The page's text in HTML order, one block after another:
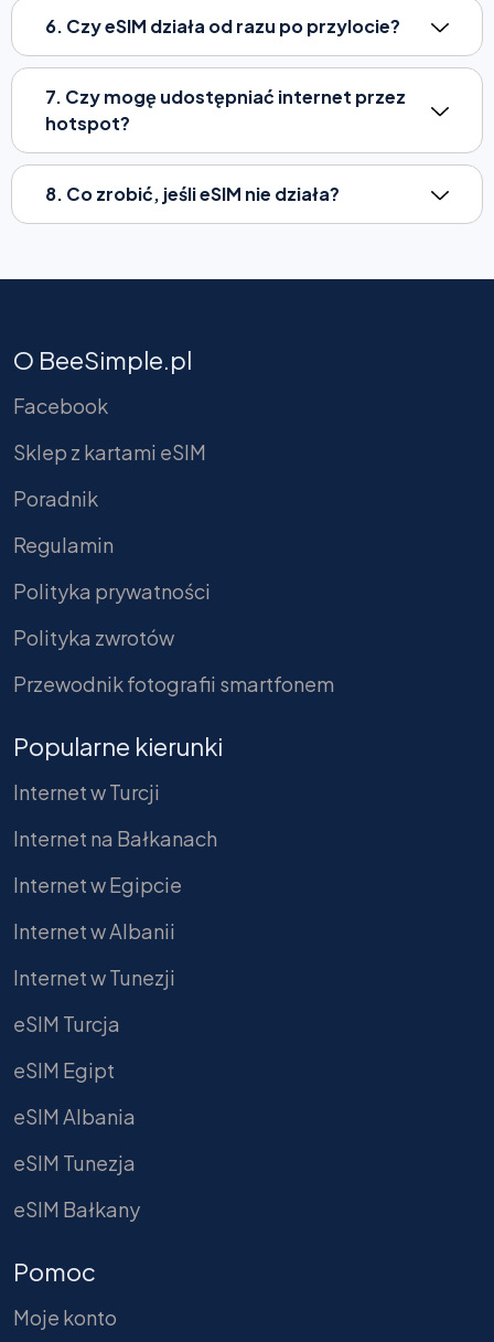
6. Czy eSIM działa od razu po przylocie?
7. Czy mogę udostępniać internet przez
hotspot?
8. Co zrobić, jeśli eSIM nie działa?
O BeeSimple.pl
Facebook
Sklep z kartami eSIM
Poradnik
Regulamin
Polityka prywatności
Polityka zwrotów
Przewodnik fotografii smartfonem
Popularne kierunki
Internet w Turcji
Internet na Bałkanach
Internet w Egipcie
Internet w Albanii
Internet w Tunezji
eSIM Turcja
eSIM Egipt
eSIM Albania
eSIM Tunezja
eSIM Bałkany
Pomoc
Moje konto